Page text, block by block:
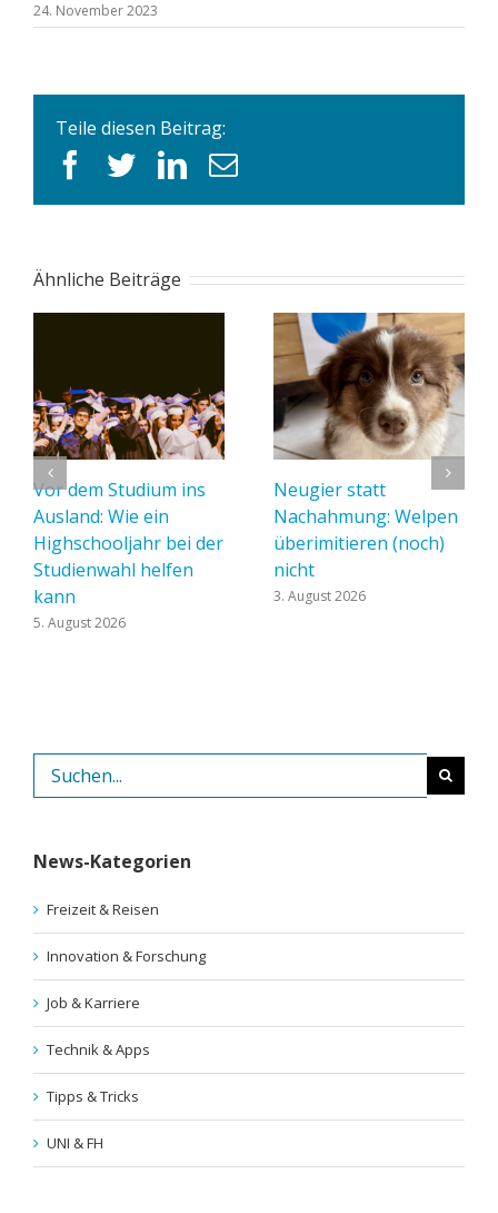
24. November 2023
Teile diesen Beitrag:
facebook
twitterlinkedin
E-
Ähnliche Beiträge
Vor dem Studium ins
Ausland: Wie ein
Highschooljahr bei der
Studienwahl helfen
kann
5. August 2026
Neugier statt
Nachahmung: Welpen
überimitieren (noch)
nicht
3. August 2026
nach:
News-Kategorien
Freizeit & Reisen
Innovation & Forschung
Job & Karriere
Technik & Apps
Tipps & Tricks
UNI & FH